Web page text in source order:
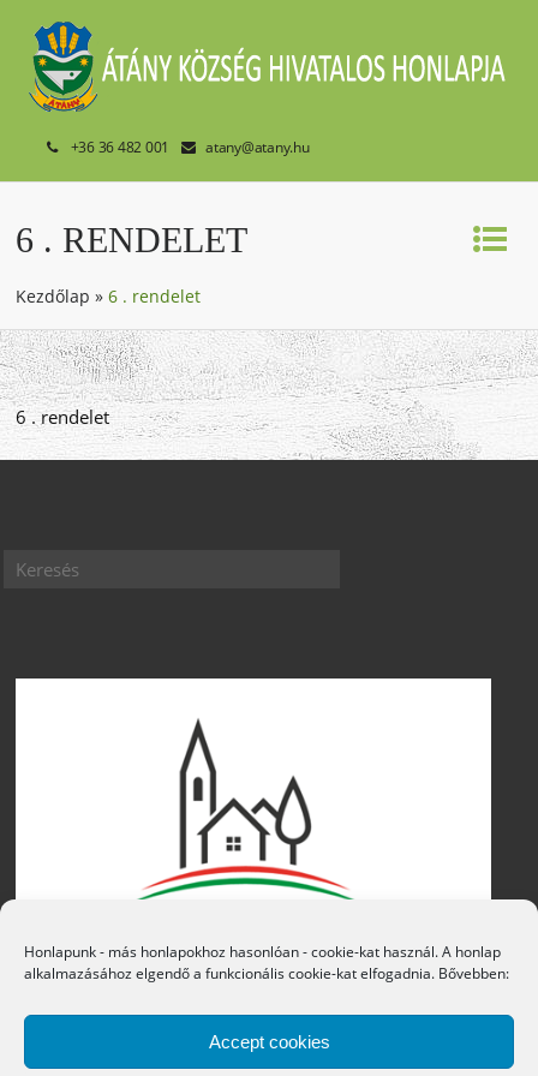
Honlapunk - más honlapokhoz hasonlóan - cookie-kat használ. A honlap
alkalmazásához elgendő a funkcionális cookie-kat elfogadnia. Bővebben:
Accept cookies
+36 36 482 001 atany@atany.hu
6 . RENDELET
Kezdőlap »6 . rendelet
6 . rendelet